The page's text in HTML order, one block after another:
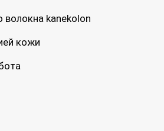
волокна kanekolon
кожи